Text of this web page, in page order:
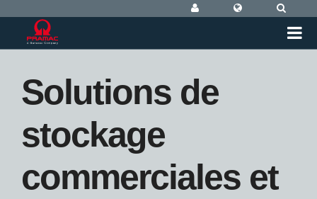
de
et
04/ Lifter